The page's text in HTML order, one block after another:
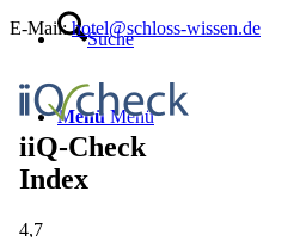
Suche
Menü Menü
E-Mail:hotel@schloss-wissen.de